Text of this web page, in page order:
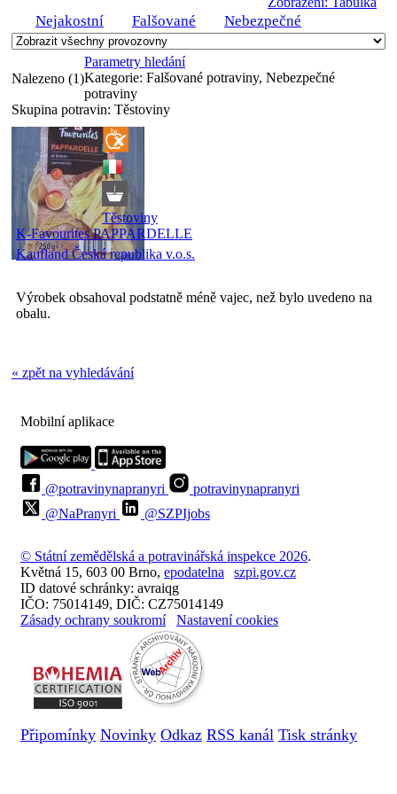
Nejakostní Falšované Nebezpečné
Nalezeno (1)
Parametry hledání
Kategorie: Falšované potraviny, Nebezpečné
potraviny
Skupina potravin: Těstoviny
Těstoviny
K-Favourites PAPPARDELLE
Kaufland Česká republika v.o.s.
Výrobek obsahoval podstatně méně vajec, než bylo uvedeno na
obalu.
« zpět na vyhledávání
Mobilní aplikace
@potravinynapranyri
potravinynapranyri
@NaPranyri
@SZPIjobs
© Státní zemědělská a potravinářská inspekce 2026.
Květná 15, 603 00 Brno, epodatelna
szpi.gov.cz
ID datové schránky: avraiqg
IČO: 75014149, DIČ: CZ75014149
Zásady ochrany soukromí
Nastavení cookies
Připomínky Novinky Odkaz RSS kanál Tisk stránky